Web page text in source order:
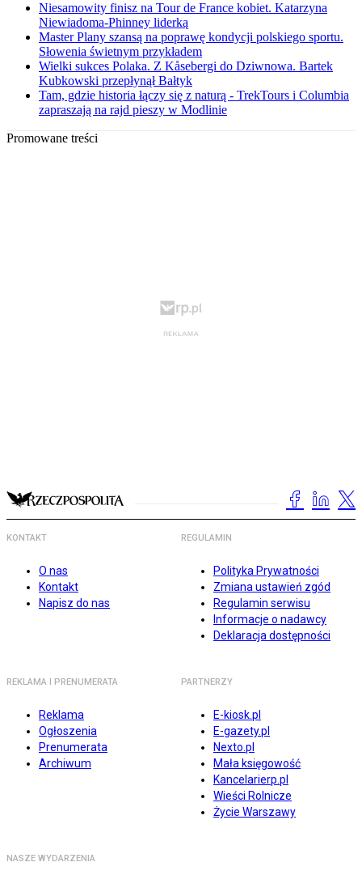
Niesamowity finisz na Tour de France kobiet. Katarzyna
Niewiadoma-Phinney liderką
Master Plany szansą na poprawę kondycji polskiego sportu.
Słowenia świetnym przykładem
Wielki sukces Polaka. Z Kåsebergi do Dziwnowa. Bartek
Kubkowski przepłynął Bałtyk
Tam, gdzie historia łączy się z naturą - TrekTours i Columbia
zapraszają na rajd pieszy w Modlinie
Promowane treści
KONTAKT
O nas
Kontakt
Napisz do nas
REGULAMIN
Polityka Prywatności
Zmiana ustawień zgód
Regulamin serwisu
Informacje o nadawcy
Deklaracja dostępności
REKLAMA I PRENUMERATA
Reklama
Ogłoszenia
Prenumerata
Archiwum
PARTNERZY
E-kiosk.pl
E-gazety.pl
Nexto.pl
Mała księgowość
Kancelarierp.pl
Wieści Rolnicze
Życie Warszawy
NASZE WYDARZENIA